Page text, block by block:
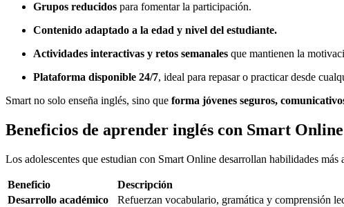
Grupos reducidos para fomentar la participación.
Contenido adaptado a la edad y nivel del estudiante.
Actividades interactivas y retos semanales que mantienen la
Plataforma disponible 24/7, ideal para repasar o practicar desde
Smart no solo enseña inglés, sino que forma jóvenes seguros,
Beneficios de aprender inglés con Smart Online
Los adolescentes que estudian con Smart Online desarrollan habilidades más
Beneficio
Descripción
Desarrollo académico
Refuerzan vocabulario, gramática y comprensión